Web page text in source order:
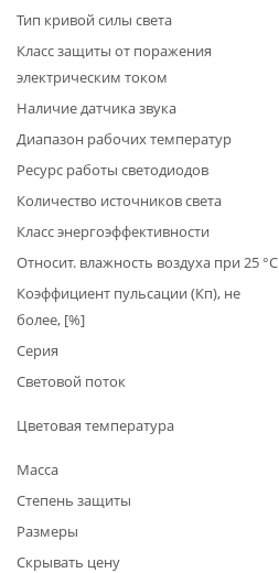
Тип кривой силы света
Класс защиты от поражения
электрическим током
Наличие датчика звука
Диапазон рабочих температур
Ресурс работы светодиодов
Количество источников света
Класс энергоэффективности
Относит. влажность воздуха при 25 °С
Коэффициент пульсации (Кп), не
более, [%]
Серия
Световой поток
Цветовая температура
Масса
Степень защиты
Размеры
Скрывать цену